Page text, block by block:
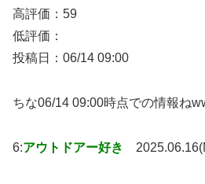
高評価：59
低評価：
投稿日：06/14 09:00
ちな06/14 09:00時点での情報ね
6:アウトドアー好き